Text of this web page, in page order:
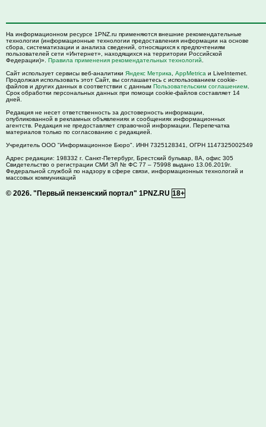
На информационном ресурсе 1PNZ.ru применяются внешние рекомендательные
технологии (информационные технологии предоставления информации на основе
сбора, систематизации и анализа сведений, относящихся к предпочтениям
пользователей сети «Интернет», находящихся на территории Российской
Федерации)». Правила применения рекомендательных технологий
Сайт использует сервисы веб-аналитики Яндекс Метрика AppMetrica и LiveInternet.
Продолжая использовать этот Сайт, вы соглашаетесь с использованием cookie-
файлов и других данных в соответствии с данным Пользовательским соглашением
Срок обработки персональных данных при помощи cookie-файлов составляет 14
дней.
Редакция не несет ответственность за достоверность информации,
опубликованной в рекламных объявлениях и сообщениях информационных
агентств. Редакция не предоставляет справочной информации. Перепечатка
материалов только по согласованию с редакцией.
Учредитель ООО "Информационное Бюро". ИНН 7325128341, ОГРН 1147325002549
Адрес редакции: 198332 г. Санкт-Петербург, Брестский бульвар, 8А, офис 305
Свидетельство о регистрации СМИ ЭЛ № ФС 77 – 75998 выдано 13.06.2019г.
Федеральной службой по надзору в сфере связи, информационных технологий и
массовых коммуникаций
© 2026. "Первый пензенский портал" 1PNZ.RU 18+